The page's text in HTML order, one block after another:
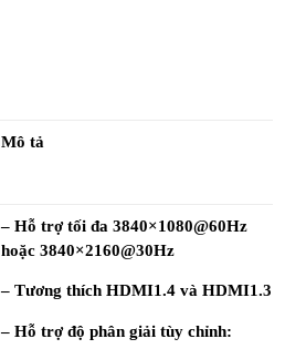
Mô tả
– Hỗ trợ tối đa 3840×1080@60Hz
hoặc 3840×2160@30Hz
– Tương thích HDMI1.4 và HDMI1.3
– Hỗ trợ độ phân giải tùy chỉnh: